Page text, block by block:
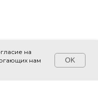
на
нам
OK